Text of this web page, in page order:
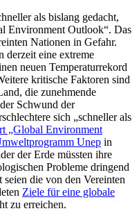
als bislang gedacht,
Environment Outlook“. Das
Nationen in Gefahr.
eine extreme
neuen Temperaturrekord
kritische Faktoren sind
die zunehmende
Schwund der
sich „schneller als
„Global Environment
Unep in
der Erde müssten ihre
Probleme dringend
die von den Vereinten
Ziele für eine globale
zu erreichen.